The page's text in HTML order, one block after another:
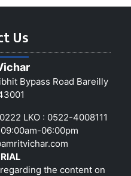
Us
Bypass Road Bareilly
LKO : 0522-4008111
06:00pm
the content on